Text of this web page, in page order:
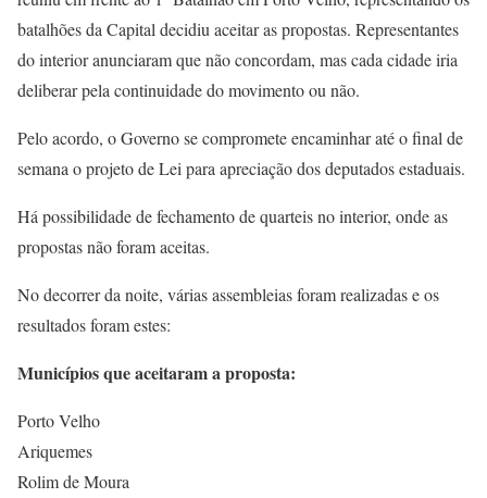
batalhões da Capital decidiu aceitar as propostas. Representantes
do interior anunciaram que não concordam, mas cada cidade iria
deliberar pela continuidade do movimento ou não.
Pelo acordo, o Governo se compromete encaminhar até o final de
semana o projeto de Lei para apreciação dos deputados estaduais.
Há possibilidade de fechamento de quarteis no interior, onde as
propostas não foram aceitas.
No decorrer da noite, várias assembleias foram realizadas e os
resultados foram estes:
Municípios que aceitaram a proposta:
Porto Velho
Ariquemes
Rolim de Moura